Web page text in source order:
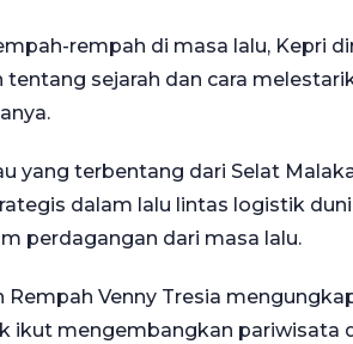
rempah di masa lalu, Kepri
sejarah dan cara
yang terbentang dari Selat
dalam lalu lintas logistik
perdagangan dari masa lalu.
Venny Tresia
ikut mengembangkan pariwisata